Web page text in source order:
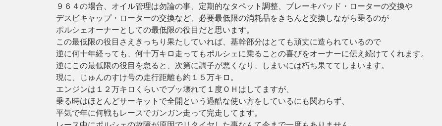
９６４の場合、オイル管理は勿論の事、定期的なタペット調整、ブレーキパッド・ローターの交換や
デスビキャップ・ローターの交換など、必要最低限の消耗品をきちんと交換しながら乗るのが
ポルシェオーナーとしての最低限の役目だと思います。
この最低限の役目さえきっちり果たしていれば、基幹部分はとても頑丈に造られているので
逆に何十年経っても、何十万キロ走ってもポルシェに乗ることの喜びをオーナーに伝え続けてくれます。
逆にこの最低限の役目を怠ると、次第に調子が悪くなり、しまいには朽ち果ててしまいます。
現に、じゅんのすけ号の走行距離も約１５万キロ。
エンジンは１２万キロくらいでブッ壊れて１度ＯＨはしてますが、
乗る時はほとんどサーキットで全開という過酷な使い方をしているにも関わらず、
平気で年に何戦もレースでガンガン走って完走してます。